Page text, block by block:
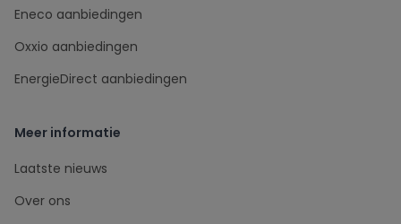
Eneco aanbiedingen
Oxxio aanbiedingen
EnergieDirect aanbiedingen
Meer informatie
Laatste nieuws
Over ons